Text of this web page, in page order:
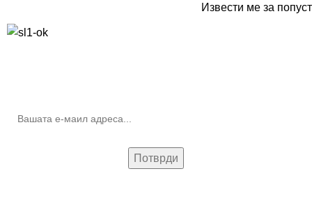
Извести ме за попуст